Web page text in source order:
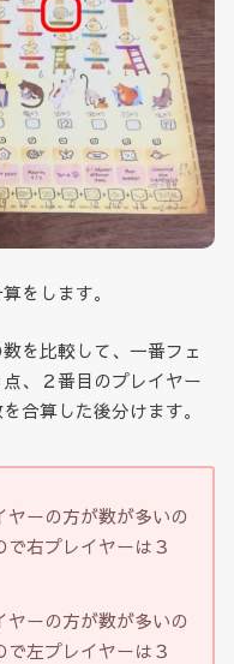
をします。
を比較して、一番フェ
、２番目のプレイヤー
合算した後分けます。
ヤーの方が数が多いの
右プレイヤーは３
ヤーの方が数が多いの
左プレイヤーは３